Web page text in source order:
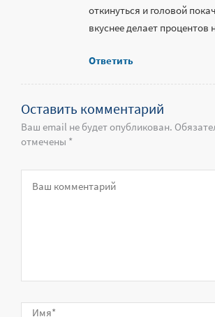
откинуться и головой
вкуснее делает процентов
Ответить
Оставить комментарий
Ваш email не будет опубликован.
отмечены *